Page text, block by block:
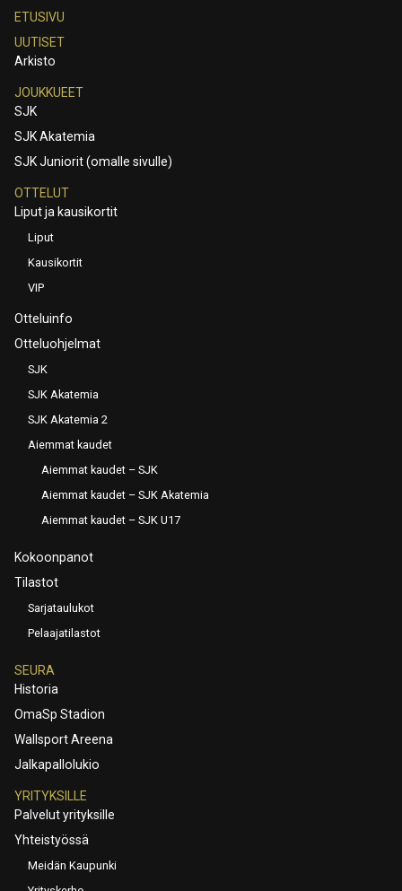
ETUSIVU
UUTISET
Arkisto
JOUKKUEET
SJK
SJK Akatemia
SJK Juniorit (omalle sivulle)
OTTELUT
Liput ja kausikortit
Liput
Kausikortit
VIP
Otteluinfo
Otteluohjelmat
SJK
SJK Akatemia
SJK Akatemia 2
Aiemmat kaudet
Aiemmat kaudet – SJK
Aiemmat kaudet – SJK Akatemia
Aiemmat kaudet – SJK U17
Kokoonpanot
Tilastot
Sarjataulukot
Pelaajatilastot
SEURA
Historia
OmaSp Stadion
Wallsport Areena
Jalkapallolukio
YRITYKSILLE
Palvelut yrityksille
Yhteistyössä
Meidän Kaupunki